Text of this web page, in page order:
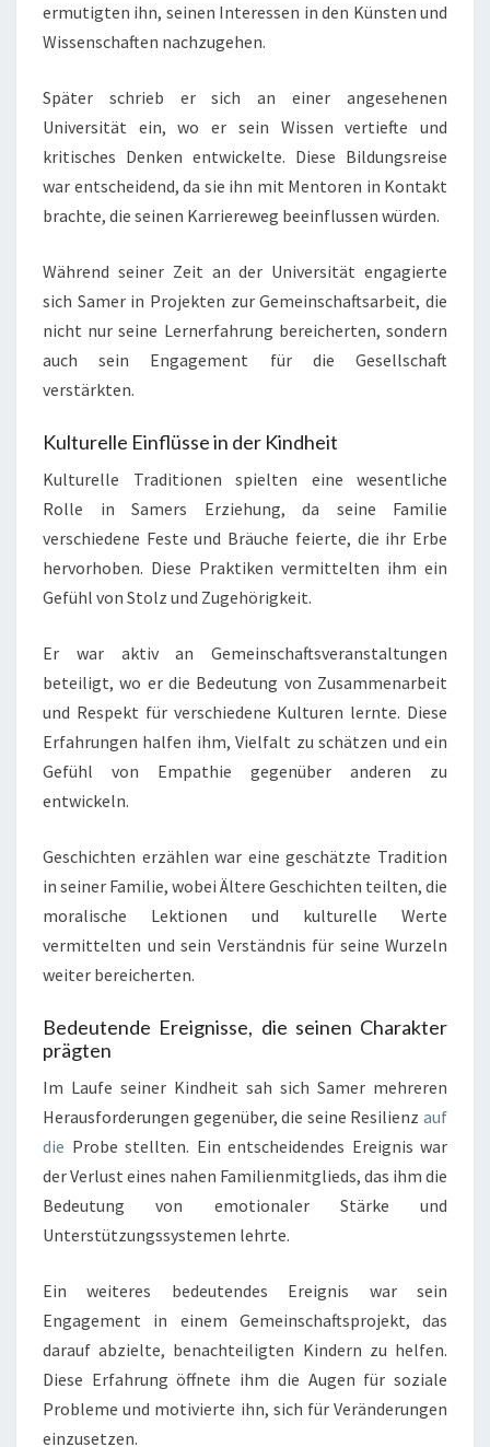
ermutigten ihn, seinen Interessen in den Künsten und
Wissenschaften nachzugehen.
Später schrieb er sich an einer angesehenen
Universität ein, wo er sein Wissen vertiefte und
kritisches Denken entwickelte. Diese Bildungsreise
war entscheidend, da sie ihn mit Mentoren in Kontakt
brachte, die seinen Karriereweg beeinflussen würden.
Während seiner Zeit an der Universität engagierte
sich Samer in Projekten zur Gemeinschaftsarbeit, die
nicht nur seine Lernerfahrung bereicherten, sondern
auch sein Engagement für die Gesellschaft
verstärkten.
Kulturelle Einflüsse in der Kindheit
Kulturelle Traditionen spielten eine wesentliche
Rolle in Samers Erziehung, da seine Familie
verschiedene Feste und Bräuche feierte, die ihr Erbe
hervorhoben. Diese Praktiken vermittelten ihm ein
Gefühl von Stolz und Zugehörigkeit.
Er war aktiv an Gemeinschaftsveranstaltungen
beteiligt, wo er die Bedeutung von Zusammenarbeit
und Respekt für verschiedene Kulturen lernte. Diese
Erfahrungen halfen ihm, Vielfalt zu schätzen und ein
Gefühl von Empathie gegenüber anderen zu
entwickeln.
Geschichten erzählen war eine geschätzte Tradition
in seiner Familie, wobei Ältere Geschichten teilten, die
moralische Lektionen und kulturelle Werte
vermittelten und sein Verständnis für seine Wurzeln
weiter bereicherten.
Bedeutende Ereignisse, die seinen Charakter
prägten
Im Laufe seiner Kindheit sah sich Samer mehreren
Herausforderungen gegenüber, die seine Resilienz auf
die Probe stellten. Ein entscheidendes Ereignis war
der Verlust eines nahen Familienmitglieds, das ihm die
Bedeutung von emotionaler Stärke und
Unterstützungssystemen lehrte.
Ein weiteres bedeutendes Ereignis war sein
Engagement in einem Gemeinschaftsprojekt, das
darauf abzielte, benachteiligten Kindern zu helfen.
Diese Erfahrung öffnete ihm die Augen für soziale
Probleme und motivierte ihn, sich für Veränderungen
einzusetzen.